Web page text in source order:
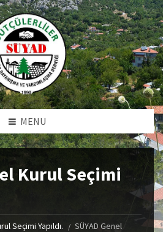
MENU
Kurul Seçimi
Seçimi Yapıldı.
SÜYAD Genel